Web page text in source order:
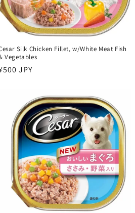
Silk Chicken Fillet, w/White Meat Fish
Vegetables
JPY